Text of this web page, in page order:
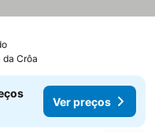
Ver preços
da Crôa
Ver preços